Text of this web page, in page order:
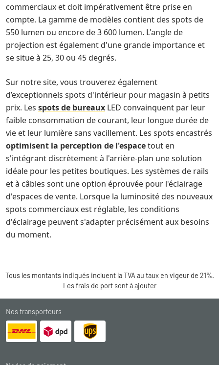
commerciaux et doit impérativement être prise en
compte. La gamme de modèles contient des spots de
550 lumen ou encore de 3 600 lumen. L'angle de
projection est également d'une grande importance et
se situe à 25, 30 ou 45 degrés.
Sur notre site, vous trouverez également
d’exceptionnels spots d'intérieur pour magasin à petits
prix. Les spots de bureaux LED convainquent par leur
faible consommation de courant, leur longue durée de
vie et leur lumière sans vacillement. Les spots encastrés
optimisent la perception de l'espacetout en
s'intégrant discrètement à l'arrière-plan une solution
idéale pour les petites boutiques. Les systèmes de rails
et à câbles sont une option éprouvée pour l'éclairage
d'espaces de vente. Lorsque la luminosité des nouveaux
spots commerciaux est réglable, les conditions
d'éclairage peuvent s'adapter précisément aux besoins
du moment.
Tous les montants indiqués incluent la TVA au taux en vigeur de 21%.
Les frais de port sont à ajouter
Nos transporteurs